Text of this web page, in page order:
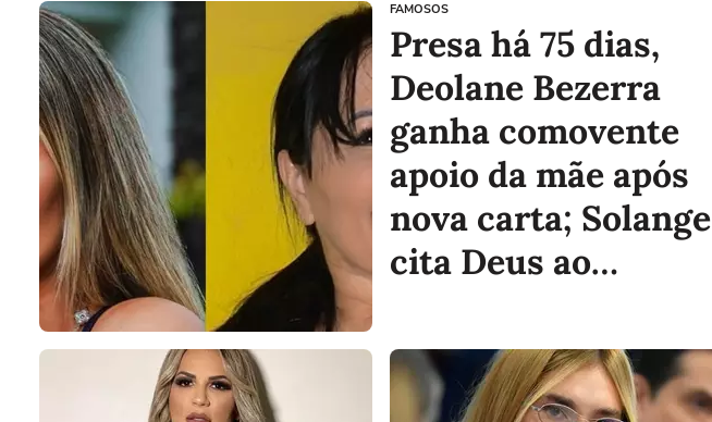
FAMOSOS
Presa há 75 dias,
Deolane Bezerra
ganha comovente
apoio da mãe após
nova carta; Solange
cita Deus ao
da filha: 'Sairás
honrada'